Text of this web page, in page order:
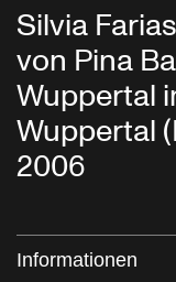
Silvia
von Pina
Wuppertal
Wuppertal
2006
Informationen